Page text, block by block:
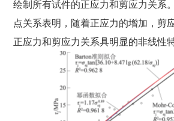
绘制所有试件的正应力和剪应力关系
点关系表明，随着正应力的增加，剪
正应力和剪应力关系具明显的非线性